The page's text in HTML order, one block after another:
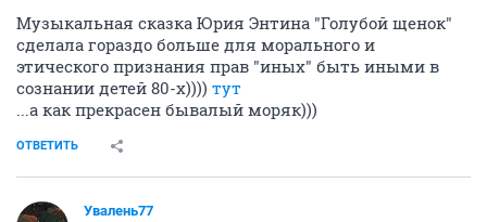
Музыкальная сказка Юрия Энтина "Голубой щенок"
сделала гораздо больше для морального и
этического признания прав "иных" быть иными в
сознании детей 80-х)))) тут
...а как прекрасен бывалый моряк)))
ОТВЕТИТЬ
Увалень77